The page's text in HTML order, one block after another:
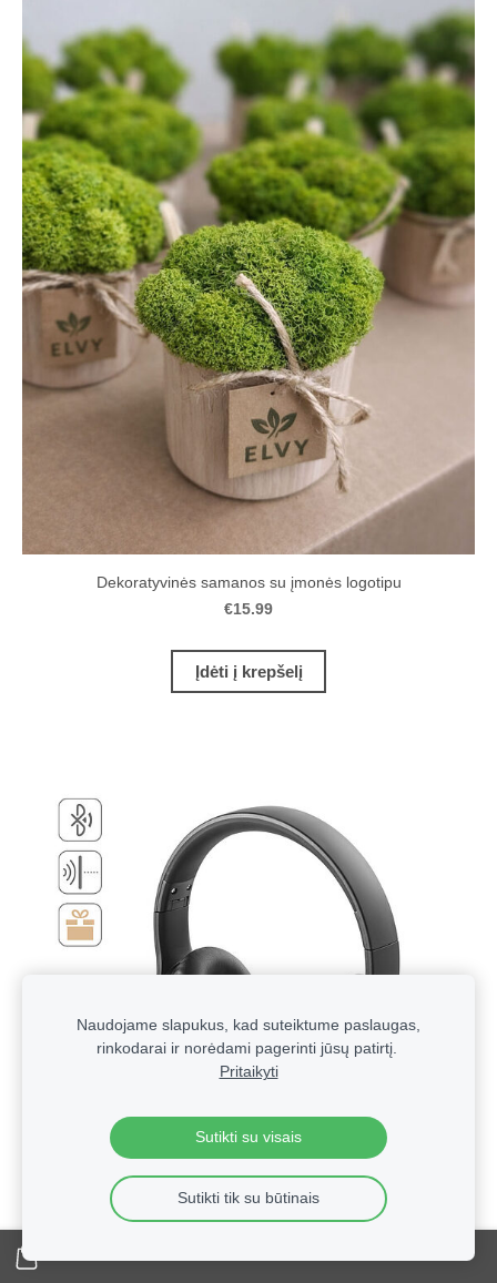
Dekoratyvinės samanos su įmonės logotipu
€15.99
Įdėti į krepšelį
Technologinės verslo dovanos su logotipu | Reklaminė
Naudojame slapukus, kad suteiktume paslaugas,
rinkodarai ir norėdami pagerinti jūsų patirtį.
Pritaikyti
Sutikti su visais
Sutikti tik su būtinais